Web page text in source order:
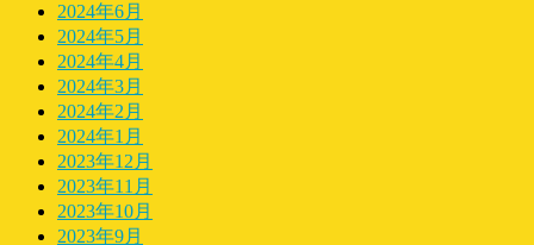
2024年6月
2024年5月
2024年4月
2024年3月
2024年2月
2024年1月
2023年12月
2023年11月
2023年10月
2023年9月